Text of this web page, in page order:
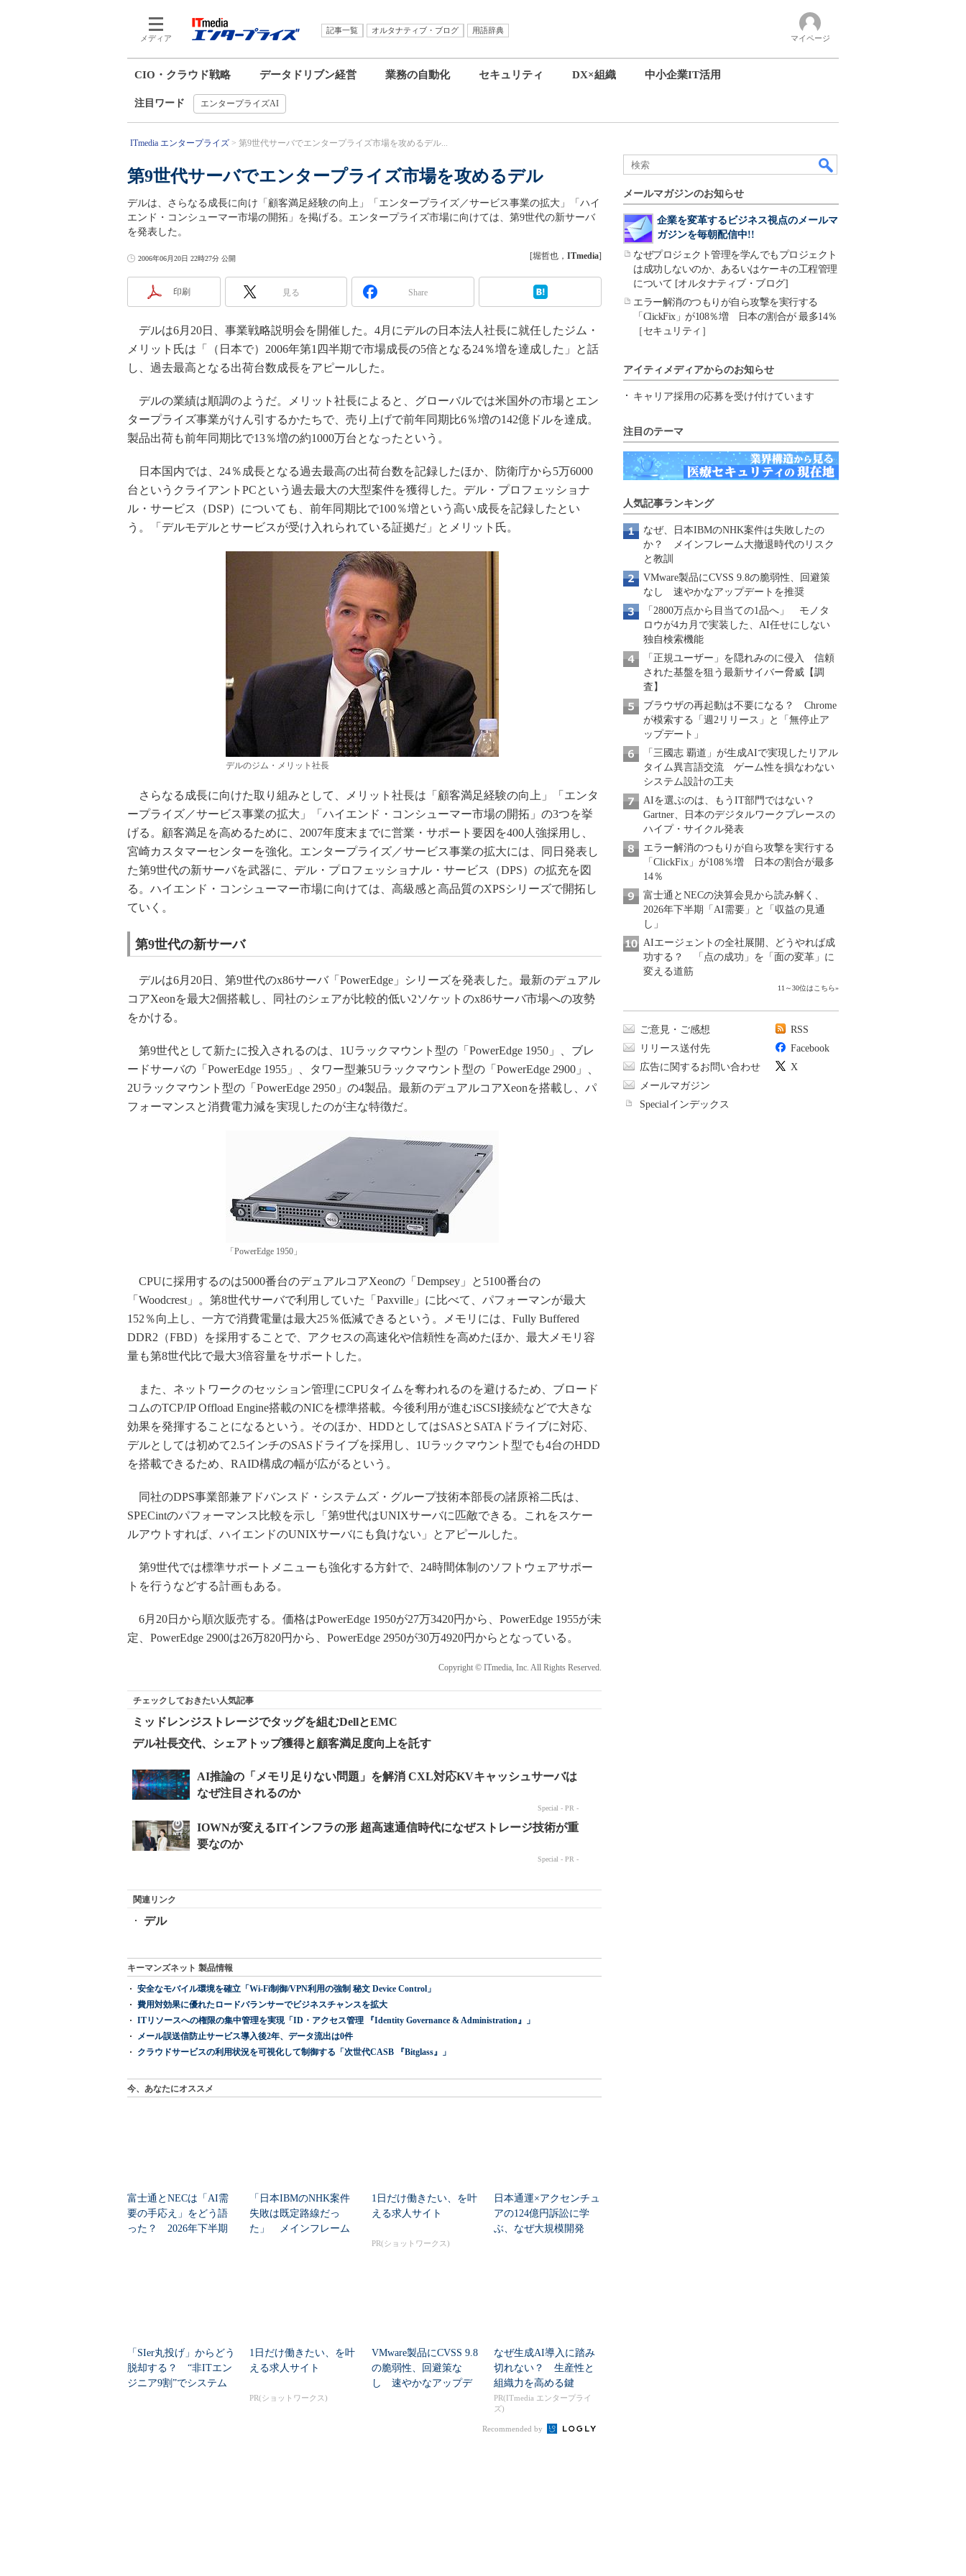
メディア
記事一覧 オルタナティブ・ブログ
用語辞典
マイページ
CIO・クラウド戦略 データドリブン経営 業務の自動化 セキュリティ DX×組織 中小企業IT活用
注目ワード エンタープライズAI
ITmedia エンタープライズ 第9世代サーバでエンタープライズ市場を攻めるデル...
第9世代サーバでエンタープライズ市場を攻めるデル
デルは、さらなる成長に向け「顧客満足経験の向上」「エンタープライズ／サービス事業の拡大」「ハイ
エンド・コンシューマー市場の開拓」を掲げる。エンタープライズ市場に向けては、第9世代の新サーバ
を発表した。
2006年06月20日 22時27分 公開 [堀哲也， ITmedia]
印刷 見る Share
デルは6月20日、事業戦略説明会を開催した。4月にデルの日本法人社長に就任したジム・
メリット氏は「（日本で）2006年第1四半期で市場成長の5倍となる24％増を達成した」と話
し、過去最高となる出荷台数成長をアピールした。
デルの業績は順調のようだ。メリット社長によると、グローバルでは米国外の市場とエン
タープライズ事業がけん引するかたちで、売り上げで前年同期比6％増の142億ドルを達成。
製品出荷も前年同期比で13％増の約1000万台となったという。
日本国内では、24％成長となる過去最高の出荷台数を記録したほか、防衛庁から5万6000
台というクライアントPCという過去最大の大型案件を獲得した。デル・プロフェッショナ
ル・サービス（DSP）についても、前年同期比で100％増という高い成長を記録したとい
う。「デルモデルとサービスが受け入れられている証拠だ」とメリット氏。
デルのジム・メリット社長
さらなる成長に向けた取り組みとして、メリット社長は「顧客満足経験の向上」「エンタ
ープライズ／サービス事業の拡大」「ハイエンド・コンシューマー市場の開拓」の3つを挙
げる。顧客満足を高めるために、2007年度末までに営業・サポート要因を400人強採用し、
宮崎カスタマーセンターを強化。エンタープライズ／サービス事業の拡大には、同日発表し
た第9世代の新サーバを武器に、デル・プロフェッショナル・サービス（DPS）の拡充を図
る。ハイエンド・コンシューマー市場に向けては、高級感と高品質のXPSシリーズで開拓し
ていく。
第9世代の新サーバ
デルは6月20日、第9世代のx86サーバ「PowerEdge」シリーズを発表した。最新のデュアル
コアXeonを最大2個搭載し、同社のシェアが比較的低い2ソケットのx86サーバ市場への攻勢
をかける。
第9世代として新たに投入されるのは、1Uラックマウント型の「PowerEdge 1950」、ブレ
ードサーバの「PowerEdge 1955」、タワー型兼5Uラックマウント型の「PowerEdge 2900」、
2Uラックマウント型の「PowerEdge 2950」の4製品。最新のデュアルコアXeonを搭載し、パ
フォーマンスと消費電力減を実現したのが主な特徴だ。
「PowerEdge 1950」
CPUに採用するのは5000番台のデュアルコアXeonの「Dempsey」と5100番台の
「Woodcrest」。第8世代サーバで利用していた「Paxville」に比べて、パフォーマンが最大
152％向上し、一方で消費電量は最大25％低減できるという。メモリには、Fully Buffered
DDR2（FBD）を採用することで、アクセスの高速化や信頼性を高めたほか、最大メモリ容
量も第8世代比で最大3倍容量をサポートした。
また、ネットワークのセッション管理にCPUタイムを奪われるのを避けるため、ブロード
コムのTCP/IP Offload Engine搭載のNICを標準搭載。今後利用が進むiSCSI接続などで大きな
効果を発揮することになるという。そのほか、HDDとしてはSASとSATAドライブに対応、
デルとしては初めて2.5インチのSASドライブを採用し、1Uラックマウント型でも4台のHDD
を搭載できるため、RAID構成の幅が広がるという。
同社のDPS事業部兼アドバンスド・システムズ・グループ技術本部長の諸原裕二氏は、
SPECintのパフォーマンス比較を示し「第9世代はUNIXサーバに匹敵できる。これをスケー
ルアウトすれば、ハイエンドのUNIXサーバにも負けない」とアピールした。
第9世代では標準サポートメニューも強化する方針で、24時間体制のソフトウェアサポー
トを行うなどする計画もある。
6月20日から順次販売する。価格はPowerEdge 1950が27万3420円から、PowerEdge 1955が未
定、PowerEdge 2900は26万820円から、PowerEdge 2950が30万4920円からとなっている。
Copyright © ITmedia, Inc. All Rights Reserved.
チェックしておきたい人気記事
ミッドレンジストレージでタッグを組むDellとEMC
デル社長交代、シェアトップ獲得と顧客満足度向上を託す
関連リンク
デル
キーマンズネット 製品情報
安全なモバイル環境を確立「Wi-Fi制御/VPN利用の強制 秘文 Device Control」
費用対効果に優れたロードバランサーでビジネスチャンスを拡大
ITリソースへの権限の集中管理を実現「ID・アクセス管理 『Identity Governance & Administration』」
メール誤送信防止サービス導入後2年、データ流出は0件
クラウドサービスの利用状況を可視化して制御する「次世代CASB 『Bitglass』」
今、あなたにオススメ
富士通とNECは「AI需
要の手応え」をどう語
った？ 2026年下半期
「日本IBMのNHK案件
失敗は既定路線だっ
た」 メインフレーム
1日だけ働きたい、を叶
える求人サイト
PR(ショットワークス)
日本通運×アクセンチュ
アの124億円訴訟に学
ぶ、なぜ大規模開発
「SIer丸投げ」からどう
脱却する？ “非ITエン
ジニア9割”でシステム
1日だけ働きたい、を叶
える求人サイト
PR(ショットワークス)
VMware製品にCVSS 9.8
の脆弱性、回避策な
し 速やかなアップデ
なぜ生成AI導入に踏み
切れない？ 生産性と
組織力を高める鍵
PR(ITmedia エンタープライ
ズ)
Recommended by
メールマガジンのお知らせ
企業を変革するビジネス視点のメールマ
ガジンを毎朝配信中!!
なぜプロジェクト管理を学んでもプロジェクト
は成功しないのか、あるいはケーキの工程管理
について [オルタナティブ・ブログ]
エラー解消のつもりが自ら攻撃を実行する
「ClickFix」が108％増 日本の割合が 最多14％
［セキュリティ］
アイティメディアからのお知らせ
キャリア採用の応募を受け付けています
注目のテーマ
人気記事ランキング
なぜ、日本IBMのNHK案件は失敗したの
か？ メインフレーム大撤退時代のリスク
と教訓
VMware製品にCVSS 9.8の脆弱性、回避策
なし 速やかなアップデートを推奨
「2800万点から目当ての1品へ」 モノタ
ロウが4カ月で実装した、AI任せにしない
独自検索機能
「正規ユーザー」を隠れみのに侵入 信頼
された基盤を狙う最新サイバー脅威【調
査】
ブラウザの再起動は不要になる？ Chrome
が模索する「週2リリース」と「無停止ア
ップデート」
「三國志 覇道」が生成AIで実現したリアル
タイム異言語交流 ゲーム性を損なわない
システム設計の工夫
AIを選ぶのは、もうIT部門ではない？
Gartner、日本のデジタルワークプレースの
ハイプ・サイクル発表
エラー解消のつもりが自ら攻撃を実行する
「ClickFix」が108％増 日本の割合が最多
14％
富士通とNECの決算会見から読み解く、
2026年下半期「AI需要」と「収益の見通
し」
AIエージェントの全社展開、どうやれば成
功する？ 「点の成功」を「面の変革」に
変える道筋
11～30位はこちら»
ご意見・ご感想
リリース送付先
広告に関するお問い合わせ
メールマガジン
Specialインデックス
RSS
Facebook
X